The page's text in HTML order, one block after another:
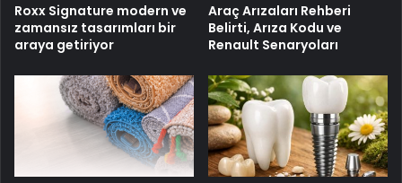
Roxx Signature modern ve
zamansız tasarımları bir
araya getiriyor
Araç Arızaları Rehberi
Belirti, Arıza Kodu ve
Renault Senaryoları